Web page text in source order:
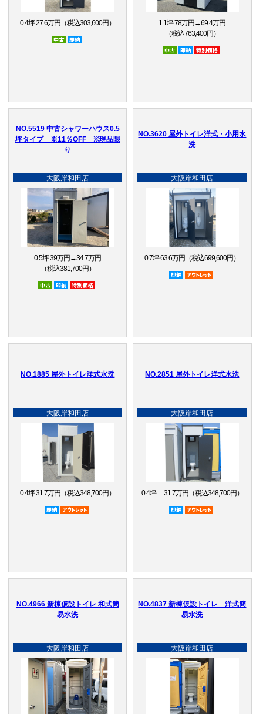
0.4坪 27.6万円（税込303,600円）
中古
1.1坪 78万円→69.4万円
（税込763,400円）
中古 即納品
NO.5519 中古シャワーハウス0.5
坪タイプ ※11％OFF ※現品限
り
大阪岸和田店
0.5坪 39万円→34.7万円
（税込381,700円）
中古 即納品
NO.3620 屋外トイレ洋式・小用水
洗
大阪岸和田店
0.7坪 63.6万円（税込699,600円）
即納品
NO.1885 屋外トイレ洋式水洗
大阪岸和田店
0.4坪 31.7万円（税込348,700円）
即納品
NO.2851 屋外トイレ洋式水洗
大阪岸和田店
0.4坪 31.7万円（税込348,700円）
即納品
NO.4966 新棟仮設トイレ 和式簡
易水洗
大阪岸和田店
NO.4837 新棟仮設トイレ 洋式簡
易水洗
大阪岸和田店